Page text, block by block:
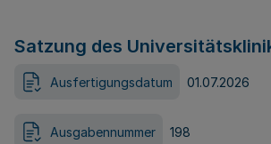
Satzung des
Ausfertigungsdatum 01.07.2026
Ausgabennummer 198